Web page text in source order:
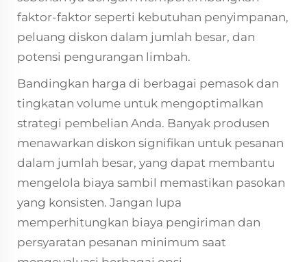
faktor-faktor seperti kebutuhan penyimpanan,
peluang diskon dalam jumlah besar, dan
potensi pengurangan limbah.
Bandingkan harga di berbagai pemasok dan
tingkatan volume untuk mengoptimalkan
strategi pembelian Anda. Banyak produsen
menawarkan diskon signifikan untuk pesanan
dalam jumlah besar, yang dapat membantu
mengelola biaya sambil memastikan pasokan
yang konsisten. Jangan lupa
memperhitungkan biaya pengiriman dan
persyaratan pesanan minimum saat